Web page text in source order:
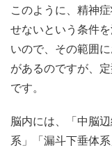
このように、精神
せないという条件
いので、その範囲
があるのですが、
です。
脳内には、「中脳
系」「漏斗下垂体